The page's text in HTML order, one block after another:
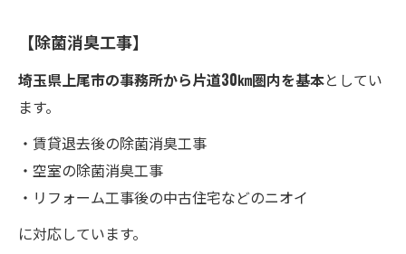
【除菌消臭工事】
埼玉県上尾市の事務所から片道30㎞圏内を基本としてい
ます。
・賃貸退去後の除菌消臭工事
・空室の除菌消臭工事
・リフォーム工事後の中古住宅などのニオイ
に対応しています。